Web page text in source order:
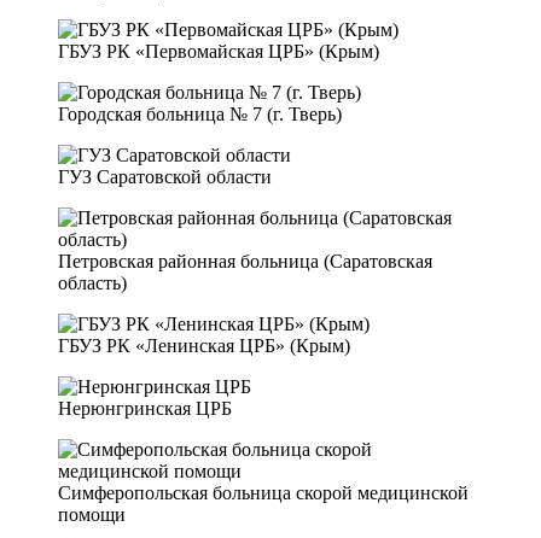
ГБУЗ РК «Первомайская ЦРБ» (Крым)
Городская больница № 7 (г. Тверь)
ГУЗ Саратовской области
Петровская районная больница (Саратовская
область)
ГБУЗ РК «Ленинская ЦРБ» (Крым)
Нерюнгринская ЦРБ
Симферопольская больница скорой медицинской
помощи